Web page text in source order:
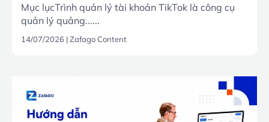
Mục lụcTrình quản lý tài khoản TikTok là công cụ
quản lý quảng......
14/07/2026 |Zafago Content